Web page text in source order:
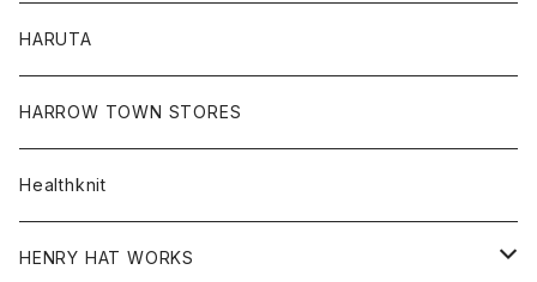
コート
シャツ
スウェット
レディース
カーディガン
コート
ボトム
パンツ
Tシャツ
ロンTEE
HARUTA
HARROW TOWN STORES
Healthknit
HENRY HAT WORKS